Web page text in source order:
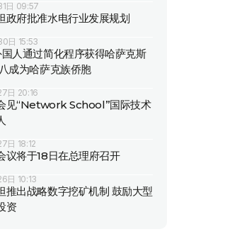
日 09:57
政府批准水电行业发展规划
日 15:53
人通过简化程序获得哈萨克斯
成为哈萨克族侨胞
日 20:16
见“Network School”国际技术
日 18:12
议将于18日在总理府召开
日 10:13
推出战略数字挖矿机制 鼓励大型
资